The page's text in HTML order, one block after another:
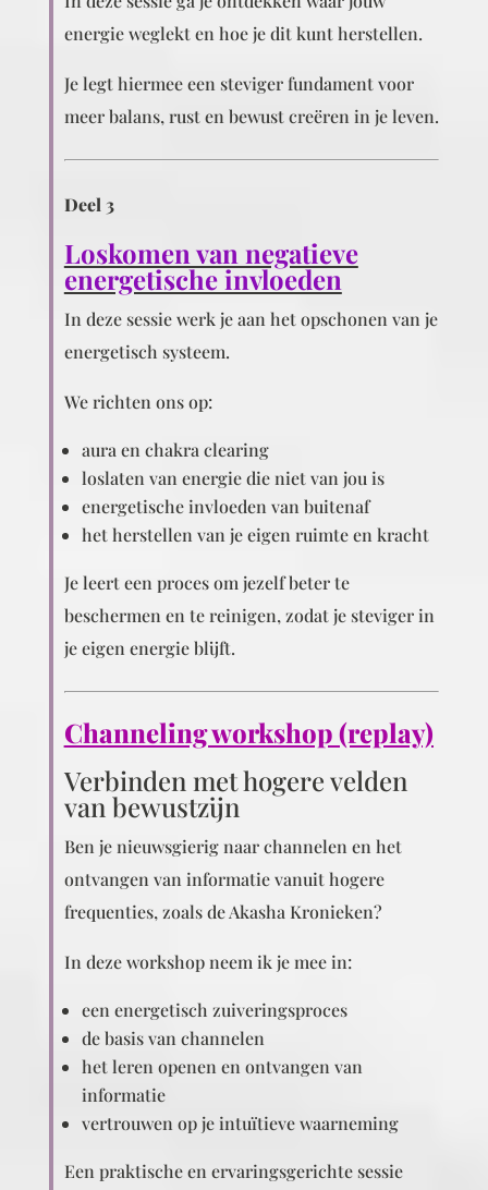
energie weglekt en hoe je dit kunt herstellen.
Je legt hiermee een steviger fundament voor
meer balans, rust en bewust creëren in je leven.
Deel 3
Loskomen van negatieve
energetische invloeden
In deze sessie werk je aan het opschonen van je
energetisch systeem.
We richten ons op:
aura en chakra clearing
loslaten van energie die niet van jou is
energetische invloeden van buitenaf
het herstellen van je eigen ruimte en kracht
Je leert een proces om jezelf beter te
beschermen en te reinigen, zodat je steviger in
je eigen energie blijft.
Channeling workshop (replay)
Verbinden met hogere velden
van bewustzijn
Ben je nieuwsgierig naar channelen en het
ontvangen van informatie vanuit hogere
frequenties, zoals deAkasha Kronieken?
In deze workshop neem ik je mee in:
een energetisch zuiveringsproces
de basis van channelen
het leren openen en ontvangen van
informatie
vertrouwen op je intuïtieve waarneming
Een praktische en ervaringsgerichte sessie